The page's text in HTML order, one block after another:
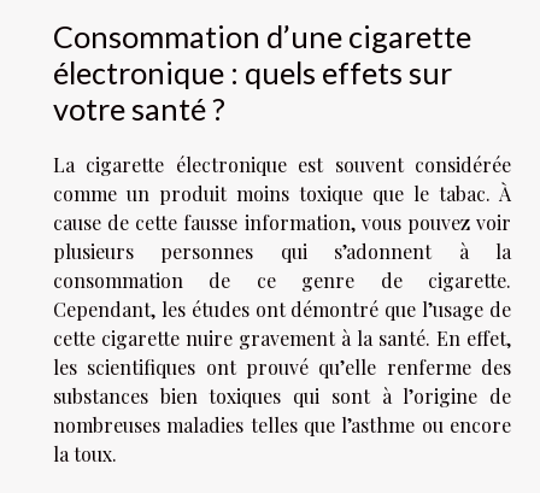
Consommation d’une cigarette
électronique : quels effets sur
votre santé ?
La cigarette électronique est souvent considérée
comme un produit moins toxique que le tabac. À
cause de cette fausse information, vous pouvez voir
plusieurs personnes qui s’adonnent à la
consommation de ce genre de cigarette.
Cependant, les études ont démontré que l’usage de
cette cigarette nuire gravement à la santé. En effet,
les scientifiques ont prouvé qu’elle renferme des
substances bien toxiques qui sont à l’origine de
nombreuses maladies telles que l’asthme ou encore
la toux.